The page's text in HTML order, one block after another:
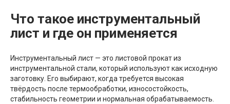
Что такое инструментальный
лист и где он применяется
Инструментальный лист — это листовой прокат из
инструментальной стали, который используют как исходную
заготовку. Его выбирают, когда требуется высокая
твёрдость после термообработки, износостойкость,
стабильность геометрии и нормальная обрабатываемость.